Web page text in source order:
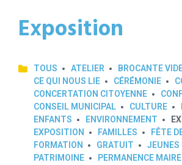
Exposition
TOUS ATELIER
BROCANTE
CE QUI NOUS LIE
CÉRÉMONIE
CONCERTATION CITOYENNE
CONSEIL MUNICIPAL
CULTURE
ENFANTS
ENVIRONNEMENT
EXPOSITION
FAMILLES
FÊTE
FORMATION
GRATUIT JEUNES
PATRIMOINE
PERMANENCE MAIRE